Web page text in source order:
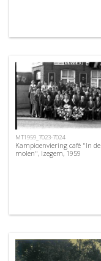
MT1959_7023-7024
Kampioenviering café "In de
molen", Izegem, 1959